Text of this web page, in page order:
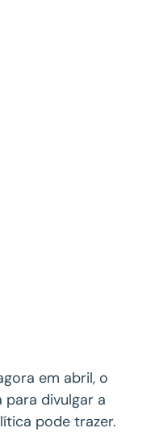
em abril, o
divulgar a
pode trazer.